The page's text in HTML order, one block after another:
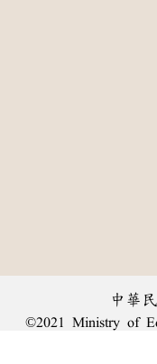
中華
©2021 Ministry of